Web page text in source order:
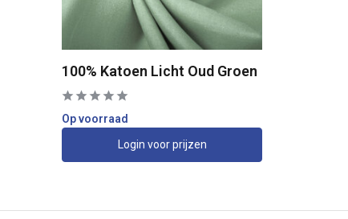
100% Katoen Licht Oud Groen
Op voorraad
Login voor prijzen